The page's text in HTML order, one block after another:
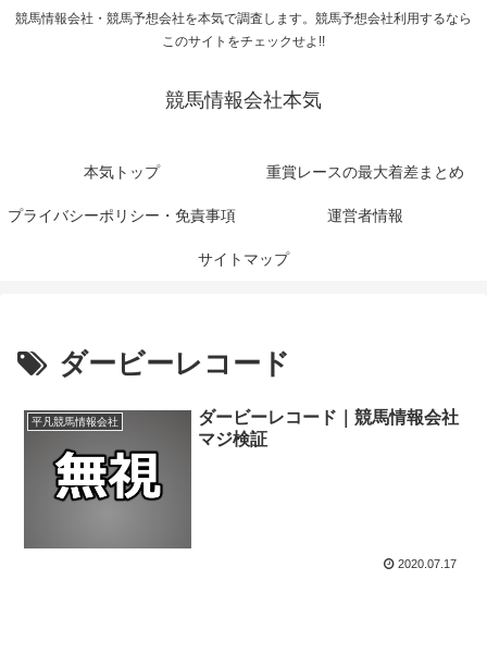
競馬情報会社・競馬予想会社を本気で調査します。競馬予想会社利用するなら
このサイトをチェックせよ!!
競馬情報会社本気
本気トップ 重賞レースの最大着差まとめ
プライバシーポリシー・免責事項 運営者情報
サイトマップ
ダービーレコード
平凡競馬情報会社
ダービーレコード｜競馬情報会社
マジ検証
2020.07.17